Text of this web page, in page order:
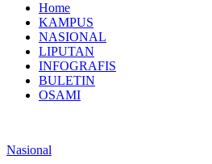
Home
KAMPUS
NASIONAL
LIPUTAN
INFOGRAFIS
BULETIN
OSAMI
Nasional